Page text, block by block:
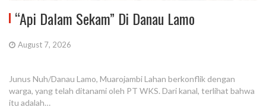
“Api Dalam Sekam” Di Danau Lamo
August 7, 2026
Junus Nuh/Danau Lamo, Muarojambi Lahan berkonflik dengan
warga, yang telah ditanami oleh PT WKS. Dari kanal, terlihat bahwa
itu adalah…